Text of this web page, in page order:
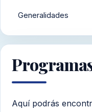
Generalidades
Aquí podrás